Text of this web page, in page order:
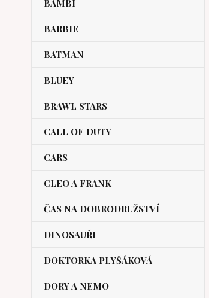
BAMBI
BARBIE
BATMAN
BLUEY
BRAWL STARS
CALL OF DUTY
CARS
CLEO A FRANK
ČAS NA DOBRODRUŽSTVÍ
DINOSAUŘI
DOKTORKA PLYŠÁKOVÁ
DORY A NEMO